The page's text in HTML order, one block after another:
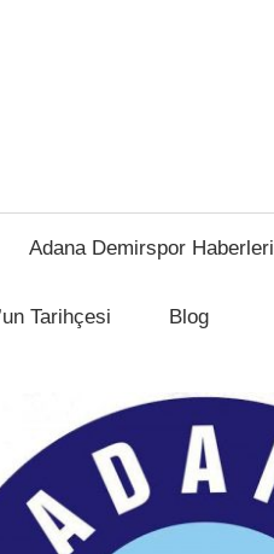
Adana Demirspor Haberleri
Tarihçesi Blog